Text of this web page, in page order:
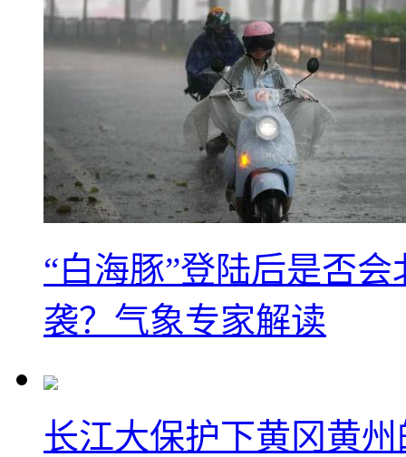
“白海豚”登陆后是否
袭？气象专家解读
长江大保护下黄冈黄